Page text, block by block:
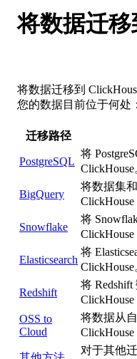
将数据迁
将数据迁移到
您的数据目前位于何处：
迁移路径
PostgreSQL
将
ClickHouse
BigQuery
将数据集
ClickHouse
Snowflake
将
ClickHouse
Elasticsearch
将
ClickHouse
Redshift
将
ClickHouse
OSS to
Cloud
将数据从
ClickHouse
对于其他